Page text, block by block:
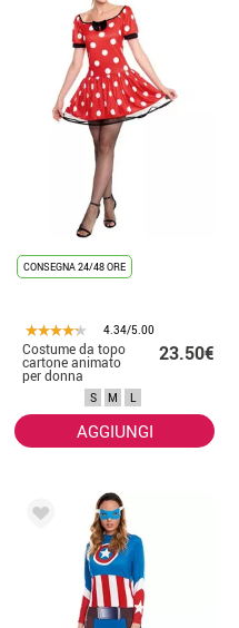
CONSEGNA 24/48 ORE
4.34/5.00
Costume da topo
cartone animato
per donna
23.50€
S M L
AGGIUNGI